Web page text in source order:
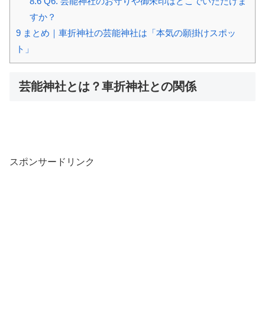
すか？
9 まとめ｜車折神社の芸能神社は「本気の願掛けスポッ
ト」
芸能神社とは？車折神社との関係
スポンサードリンク